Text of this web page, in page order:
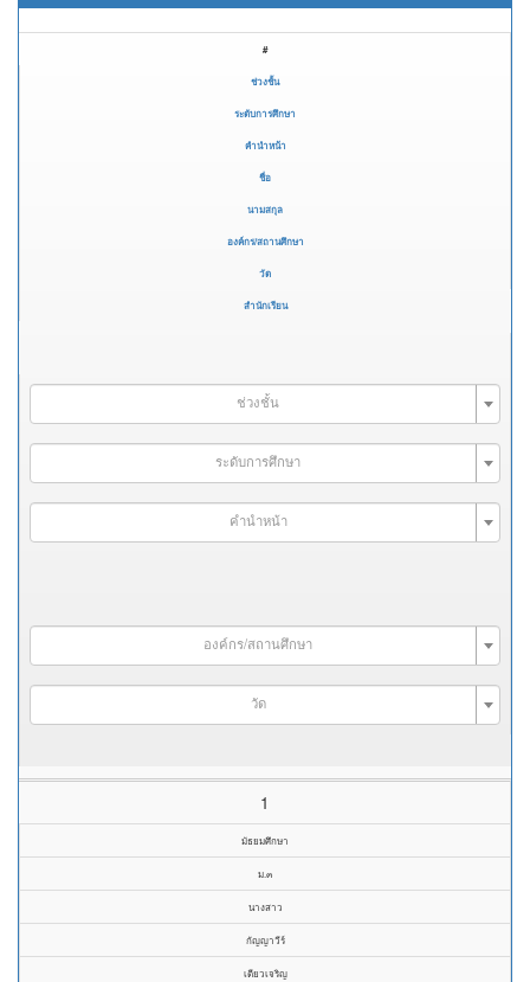
#
ช่วงชั้น
ระดับการศึกษา
คำนำหน้า
ชื่อ
นามสกุล
องค์กร/สถานศึกษา
วัด
สำนักเรียน
ช่วงชั้น
ระดับการศึกษา
คำนำหน้า
องค์กร/สถานศึกษา
วัด
1
มัธยมศึกษา
ม.๓
นางสาว
กัญญาวีร์
เตียวเจริญ